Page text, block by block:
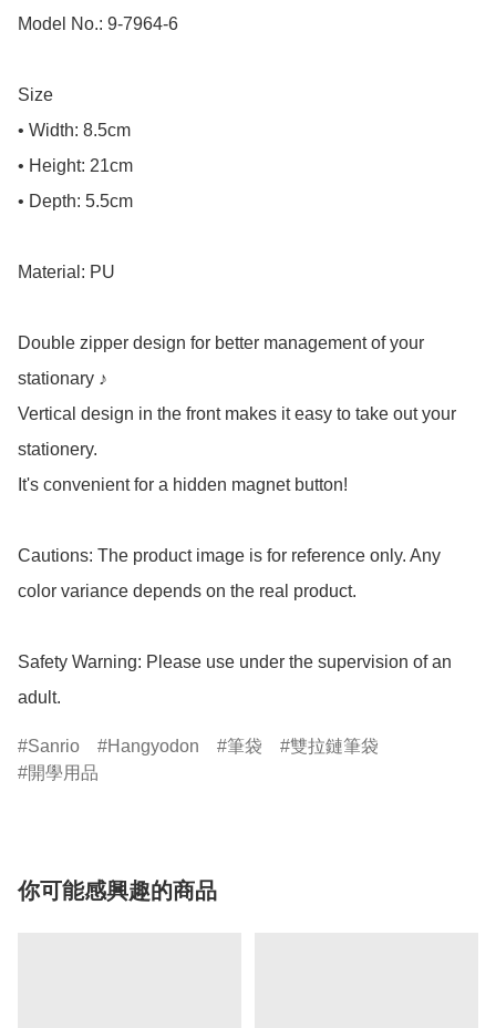
Model No.: 9-7964-6
Size
• Width: 8.5cm
• Height: 21cm
• Depth: 5.5cm
Material: PU
Double zipper design for better management of your
stationary ♪
Vertical design in the front makes it easy to take out your
stationery.
It's convenient for a hidden magnet button!
Cautions: The product image is for reference only. Any
color variance depends on the real product.
Safety Warning: Please use under the supervision of an
adult.
Sanrio Hangyodon 筆袋
雙拉鏈筆袋
開學用品
你可能感興趣的商品